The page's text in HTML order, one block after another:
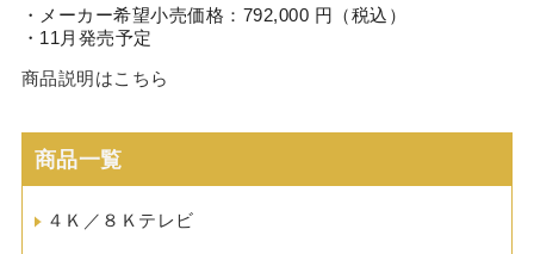
・メーカー希望小売価格：792,000 円（税込）
・11月発売予定
商品説明はこちら
商品一覧
４Ｋ／８Ｋテレビ